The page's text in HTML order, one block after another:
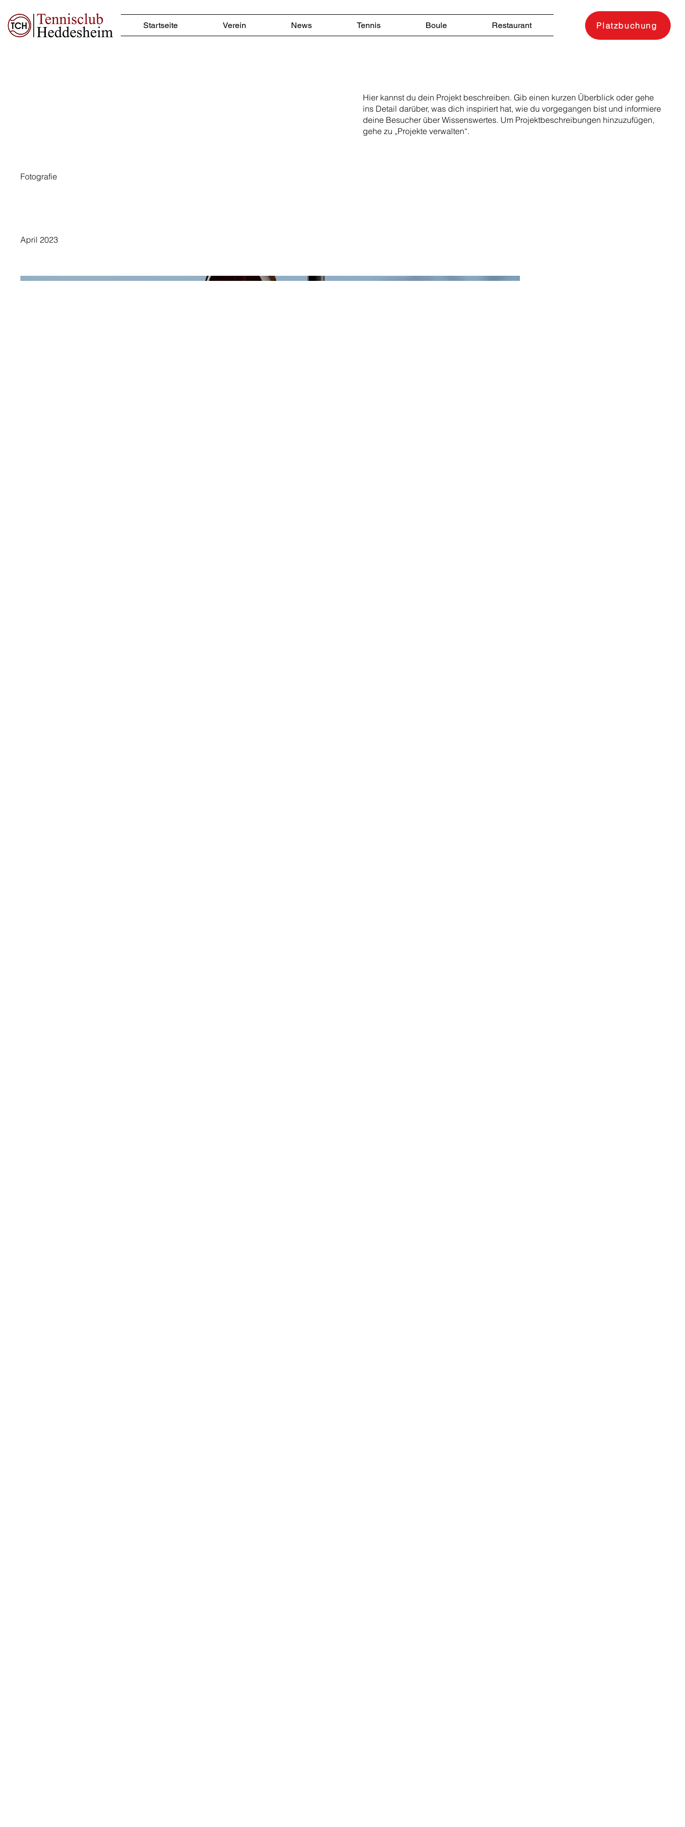
Startseite Verein News Tennis Boule Restaurant Platzbuchung
Fotografie
April 2023
Hier kannst du dein Projekt beschreiben. Gib einen kurzen Überblick oder gehe
ins Detail darüber, was dich inspiriert hat, wie du vorgegangen bist und informiere
deine Besucher über Wissenswertes. Um Projektbeschreibungen hinzuzufügen,
gehe zu „Projekte verwalten“.